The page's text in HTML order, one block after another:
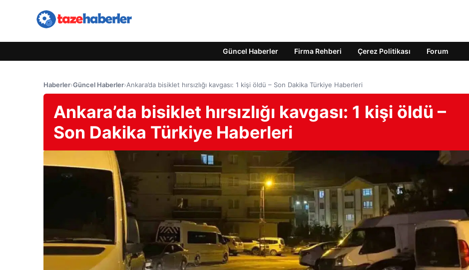
Güncel Haberler Firma Rehberi Çerez Politikası Forum
Haberler›Güncel Haberler›Ankara’da bisiklet hırsızlığı kavgası: 1 kişi öldü – Son Dakika Türkiye Haberleri
Ankara’da bisiklet hırsızlığı kavgası: 1 kişi öldü –
Son Dakika Türkiye Haberleri